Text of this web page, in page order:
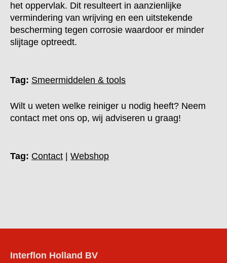
het oppervlak. Dit resulteert in aanzienlijke
vermindering van wrijving en een uitstekende
bescherming tegen corrosie waardoor er minder
slijtage optreedt.
Tag: Smeermiddelen & tools
Wilt u weten welke reiniger u nodig heeft? Neem
contact met ons op, wij adviseren u graag!
Tag: Contact Webshop
Interflon Holland BV